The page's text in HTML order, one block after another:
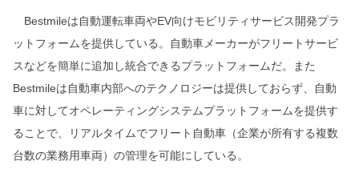
Bestmileは自動運転車両やEV向けモビリティサービス開発プラ
ットフォームを提供している。自動車メーカーがフリートサービ
スなどを簡単に追加し統合できるプラットフォームだ。また
Bestmileは自動車内部へのテクノロジーは提供しておらず、自動
車に対してオペレーティングシステムプラットフォームを提供す
ることで、リアルタイムでフリート自動車（企業が所有する複数
台数の業務用車両）の管理を可能にしている。